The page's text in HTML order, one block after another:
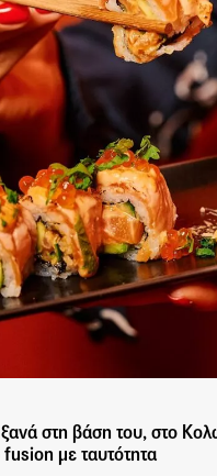
στη βάση του, στο
fusion με ταυτότητα